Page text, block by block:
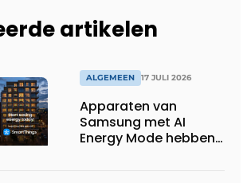
artikelen
ALGEMEEN 17 JULI 2026
Apparaten van
Samsung met AI
Energy Mode hebben